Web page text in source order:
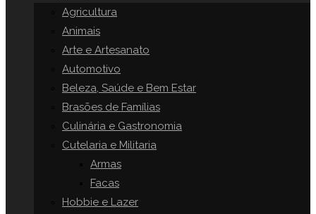
Agricultura
Animais
Arte e Artesanato
Automotivo
Beleza, Saúde e Bem Estar
Brasões de Famílias
Culinária e Gastronomia
Cutelaria e Militaria
Armas
Facas
Hobbie e Lazer